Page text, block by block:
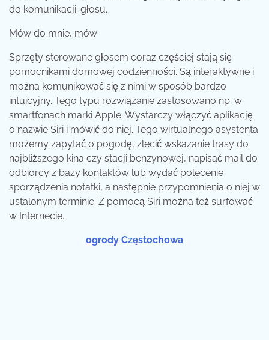
do komunikacji: głosu.
Mów do mnie, mów
Sprzęty sterowane głosem coraz częściej stają się
pomocnikami domowej codzienności. Są interaktywne i
można komunikować się z nimi w sposób bardzo
intuicyjny. Tego typu rozwiązanie zastosowano np. w
smartfonach marki Apple. Wystarczy włączyć aplikację
o nazwie Siri i mówić do niej. Tego wirtualnego asystenta
możemy zapytać o pogodę, zlecić wskazanie trasy do
najbliższego kina czy stacji benzynowej, napisać mail do
odbiorcy z bazy kontaktów lub wydać polecenie
sporządzenia notatki, a następnie przypomnienia o niej w
ustalonym terminie. Z pomocą Siri można też surfować
w Internecie.
ogrody Częstochowa